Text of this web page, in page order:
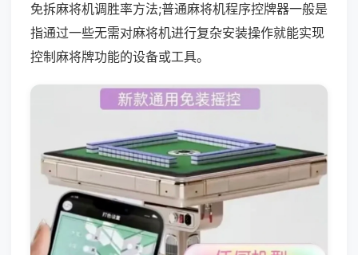
免拆麻将机调胜率方法;普通麻将机程序控牌器一般是
指通过一些无需对麻将机进行复杂安装操作就能实现
控制麻将牌功能的设备或工具。